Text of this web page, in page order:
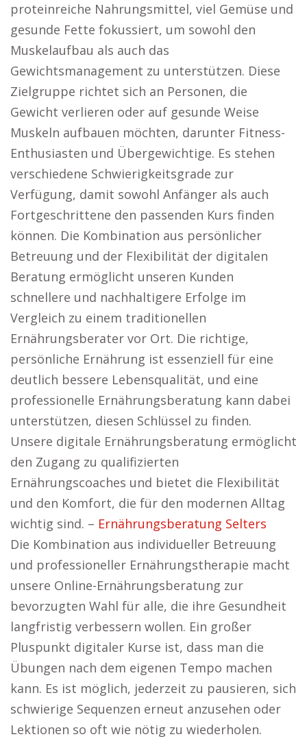
proteinreiche Nahrungsmittel, viel Gemüse und
gesunde Fette fokussiert, um sowohl den
Muskelaufbau als auch das
Gewichtsmanagement zu unterstützen. Diese
Zielgruppe richtet sich an Personen, die
Gewicht verlieren oder auf gesunde Weise
Muskeln aufbauen möchten, darunter Fitness-
Enthusiasten und Übergewichtige. Es stehen
verschiedene Schwierigkeitsgrade zur
Verfügung, damit sowohl Anfänger als auch
Fortgeschrittene den passenden Kurs finden
können. Die Kombination aus persönlicher
Betreuung und der Flexibilität der digitalen
Beratung ermöglicht unseren Kunden
schnellere und nachhaltigere Erfolge im
Vergleich zu einem traditionellen
Ernährungsberater vor Ort. Die richtige,
persönliche Ernährung ist essenziell für eine
deutlich bessere Lebensqualität, und eine
professionelle Ernährungsberatung kann dabei
unterstützen, diesen Schlüssel zu finden.
Unsere digitale Ernährungsberatung ermöglicht
den Zugang zu qualifizierten
Ernährungscoaches und bietet die Flexibilität
und den Komfort, die für den modernen Alltag
wichtig sind. – Ernährungsberatung Selters
Die Kombination aus individueller Betreuung
und professioneller Ernährungstherapie macht
unsere Online-Ernährungsberatung zur
bevorzugten Wahl für alle, die ihre Gesundheit
langfristig verbessern wollen. Ein großer
Pluspunkt digitaler Kurse ist, dass man die
Übungen nach dem eigenen Tempo machen
kann. Es ist möglich, jederzeit zu pausieren, sich
schwierige Sequenzen erneut anzusehen oder
Lektionen so oft wie nötig zu wiederholen.